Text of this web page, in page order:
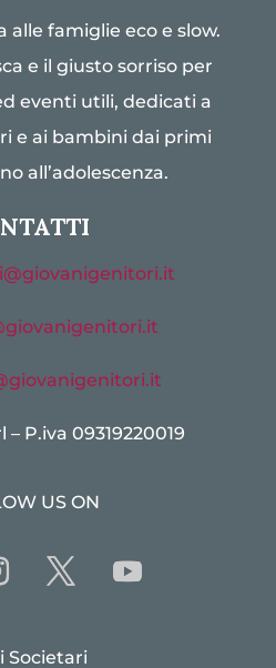
alle famiglie eco e slow.
e il giusto sorriso per
eventi utili, dedicati a
e ai bambini dai primi
all’adolescenza.
– P.iva 09319220019
US ON
Societari